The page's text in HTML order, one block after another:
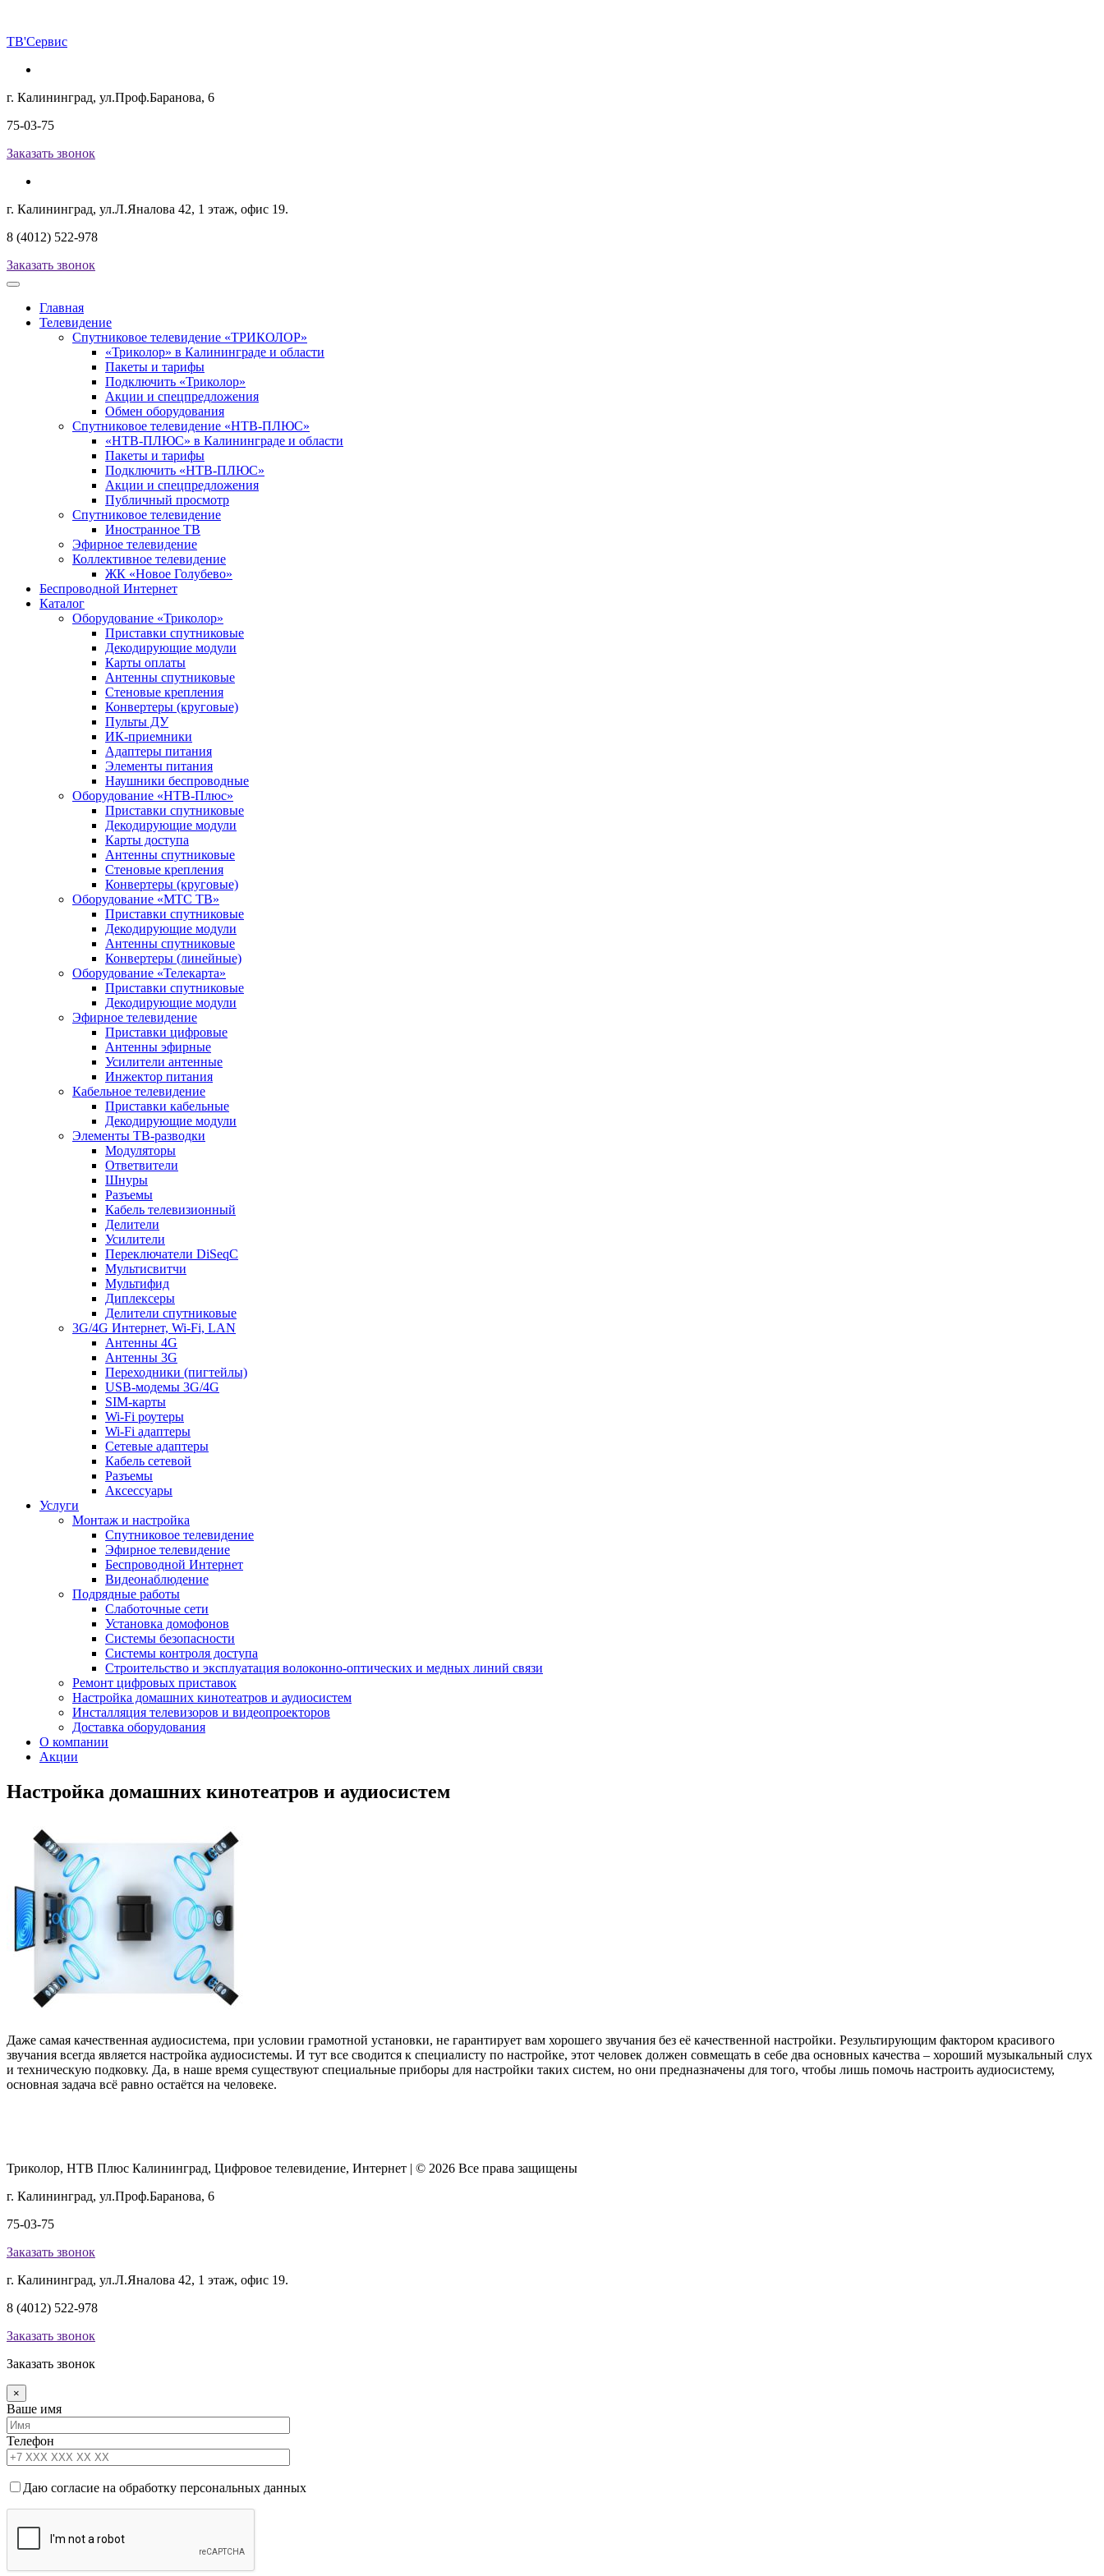
ТВ'Сервис
г. Калининград, ул.Проф.Баранова, 6
75-03-75
Заказать звонок
г. Калининград, ул.Л.Яналова 42, 1 этаж, офис 19.
8 (4012) 522-978
Заказать звонок
Главная
Телевидение
Спутниковое телевидение «ТРИКОЛОР»
«Триколор» в Калининграде и области
Пакеты и тарифы
Подключить «Триколор»
Акции и спецпредложения
Обмен оборудования
Спутниковое телевидение «НТВ-ПЛЮС»
«НТВ-ПЛЮС» в Калининграде и области
Пакеты и тарифы
Подключить «НТВ-ПЛЮС»
Акции и спецпредложения
Публичный просмотр
Спутниковое телевидение
Иностранное ТВ
Эфирное телевидение
Коллективное телевидение
ЖК «Новое Голубево»
Беспроводной Интернет
Каталог
Оборудование «Триколор»
Приставки спутниковые
Декодирующие модули
Карты оплаты
Антенны спутниковые
Стеновые крепления
Конвертеры (круговые)
Пульты ДУ
ИК-приемники
Адаптеры питания
Элементы питания
Наушники беспроводные
Оборудование «НТВ-Плюс»
Приставки спутниковые
Декодирующие модули
Карты доступа
Антенны спутниковые
Стеновые крепления
Конвертеры (круговые)
Оборудование «МТС ТВ»
Приставки спутниковые
Декодирующие модули
Антенны спутниковые
Конвертеры (линейные)
Оборудование «Телекарта»
Приставки спутниковые
Декодирующие модули
Эфирное телевидение
Приставки цифровые
Антенны эфирные
Усилители антенные
Инжектор питания
Кабельное телевидение
Приставки кабельные
Декодирующие модули
Элементы ТВ-разводки
Модуляторы
Ответвители
Шнуры
Разъемы
Кабель телевизионный
Делители
Усилители
Переключатели DiSeqC
Мультисвитчи
Мультифид
Диплексеры
Делители спутниковые
3G/4G Интернет, Wi-Fi, LAN
Антенны 4G
Антенны 3G
Переходники (пигтейлы)
USB-модемы 3G/4G
SIM-карты
Wi-Fi роутеры
Wi-Fi адаптеры
Сетевые адаптеры
Кабель сетевой
Разъемы
Аксессуары
Услуги
Монтаж и настройка
Спутниковое телевидение
Эфирное телевидение
Беспроводной Интернет
Видеонаблюдение
Подрядные работы
Слаботочные сети
Установка домофонов
Системы безопасности
Системы контроля доступа
Строительство и эксплуатация волоконно-оптических и медных линий связи
Ремонт цифровых приставок
Настройка домашних кинотеатров и аудиосистем
Инсталляция телевизоров и видеопроекторов
Доставка оборудования
О компании
Акции
Настройка домашних кинотеатров и аудиосистем
Даже самая качественная аудиосистема, при условии грамотной установки, не гарантирует вам хорошего звучания без её качественной настройки. Результирующим фактором красивого
звучания всегда является настройка аудиосистемы. И тут все сводится к специалисту по настройке, этот человек должен совмещать в себе два основных качества – хороший музыкальный слух
и техническую подковку. Да, в наше время существуют специальные приборы для настройки таких систем, но они предназначены для того, чтобы лишь помочь настроить аудиосистему,
основная задача всё равно остаётся на человеке.
Триколор, НТВ Плюс Калининград, Цифровое телевидение, Интернет | © 2026 Все права защищены
г. Калининград, ул.Проф.Баранова, 6
75-03-75
Заказать звонок
г. Калининград, ул.Л.Яналова 42, 1 этаж, офис 19.
8 (4012) 522-978
Заказать звонок
Заказать звонок
×
Ваше имя
Телефон
Даю согласие на обработку персональных данных